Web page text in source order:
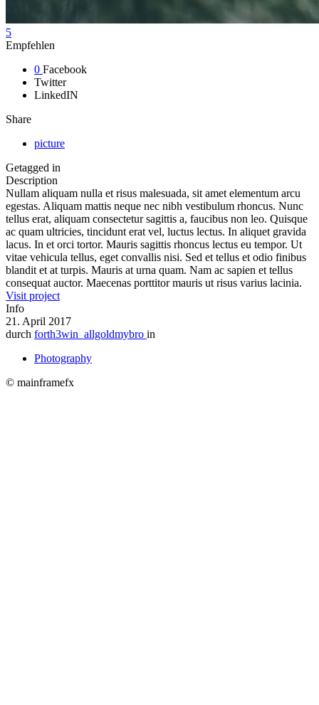
5
Empfehlen
0 Facebook
Twitter
LinkedIN
Share
picture
Getagged in
Description
Nullam aliquam nulla et risus malesuada, sit amet elementum arcu
egestas. Aliquam mattis neque nec nibh vestibulum rhoncus. Nunc
tellus erat, aliquam consectetur sagittis a, faucibus non leo. Quisque
ac quam ultricies, tincidunt erat vel, luctus lectus. In aliquet gravida
lacus. In et orci tortor. Mauris sagittis rhoncus lectus eu tempor. Ut
vitae vehicula tellus, eget convallis nisi. Sed et tellus et odio finibus
blandit et at turpis. Mauris at urna quam. Nam ac sapien et tellus
consequat auctor. Maecenas porttitor mauris ut risus varius lacinia.
Visit project
Info
21. April 2017
durch forth3win_allgoldmybro in
Photography
© mainframefx